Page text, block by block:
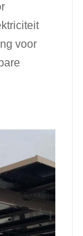
voor